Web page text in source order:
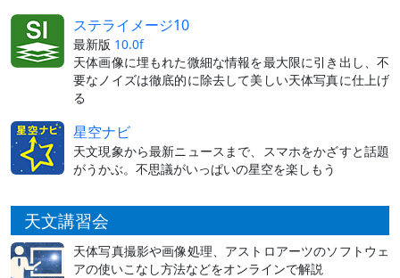
ステライメージ10
最新版 10.0f
天体画像に埋もれた微細な情報を最大限に引き出し、不
要なノイズは徹底的に除去して美しい天体写真に仕上げ
る
星空ナビ
天文現象から最新ニュースまで、スマホをかざすと話題
がうかぶ。不思議がいっぱいの星空を楽しもう
天文講習会
天体写真撮影や画像処理、アストロアーツのソフトウェ
アの使いこなし方法などをオンラインで解説